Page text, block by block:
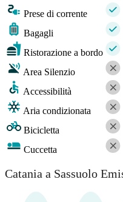
Prese di corrente
Bagagli
Ristorazione a bordo
Area Silenzio
Accessibilità
Aria condizionata
Bicicletta
Cuccetta
Catania a Sassuolo